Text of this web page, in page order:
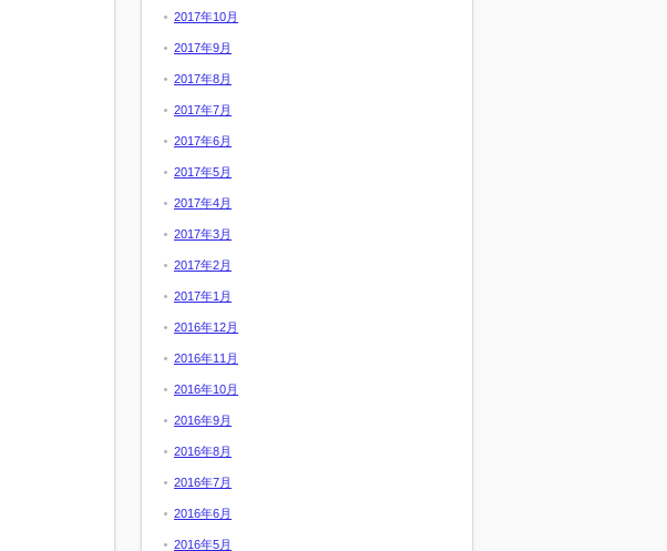
2017年10月
2017年9月
2017年8月
2017年7月
2017年6月
2017年5月
2017年4月
2017年3月
2017年2月
2017年1月
2016年12月
2016年11月
2016年10月
2016年9月
2016年8月
2016年7月
2016年6月
2016年5月